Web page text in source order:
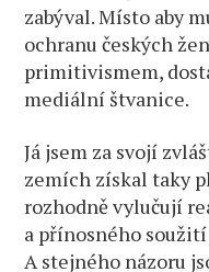
zabýval. Místo aby
ochranu českých
primitivismem,
mediální štvanice.
Já jsem za svojí
zemích získal taky
rozhodně vylučují
a přínosného
A stejného názoru